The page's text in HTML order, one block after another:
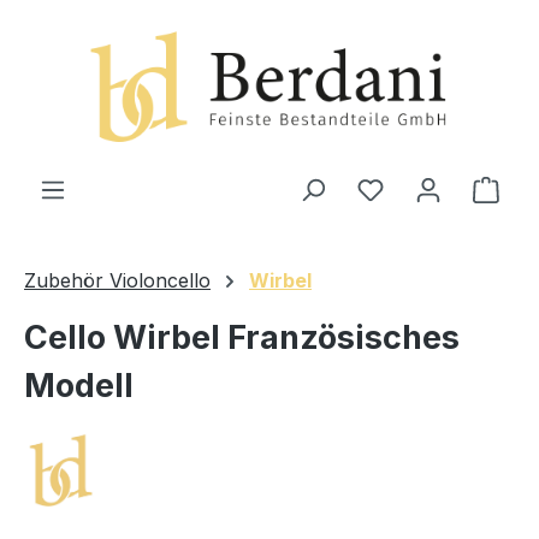
Zubehör Violoncello Wirbel
Cello Wirbel Französisches
Modell